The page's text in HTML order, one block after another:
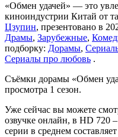
«Обмен удачей» — это
киноиндустрии Китай от
Цзупин, презентовано в
Драмы, Зарубежные,
подборку: Дорамы,
Сериалы про любовь .
Съёмки дорамы «Обмен
просмотра 1 сезон.
Уже сейчас вы можете
озвучке онлайн, в HD 720
серии в среднем